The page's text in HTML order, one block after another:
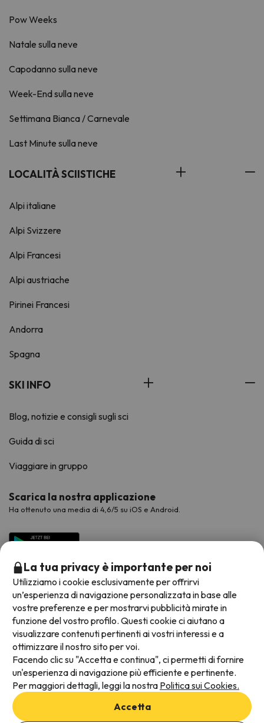
Pow Weeks
Natale sulla neve
Capodanno sulla neve
Week-End sulla neve
Settimana Bianca / Carnevale
Last Minute sulla neve
LOCALITÀ SCIISTICHE
Alpi italiane
Alpi Svizzere
Alpi Francesi
Alpi austriache
Pirinei Francesi
Andorra
Spagna
SKI INFO
Blog, notizie e consigli sugli sci
Guida di sci
Viaggiare in gruppo
Scarica la nostra applicazione
Ha ottenuto una media di 4,6/5 su iOS e Android.
Metodi di pagamento disponibili
Termini e condizioni generali
Protezione dei dati
La tua privacy è importante per noi
Utilizziamo i cookie esclusivamente per offrirvi
un’esperienza di navigazione personalizzata in base alle
vostre preferenze e per mostrarvi pubblicità mirate in
funzione del vostro profilo. Questi cookie ci aiutano a
visualizzare contenuti pertinenti ai vostri interessi e a
ottimizzare il nostro sito per voi.
Facendo clic su "Accetta e continua", ci permetti di fornire
un'esperienza di navigazione più efficiente e pertinente.
Per maggiori dettagli, leggi la nostra Politica sui Cookies.
Accetta